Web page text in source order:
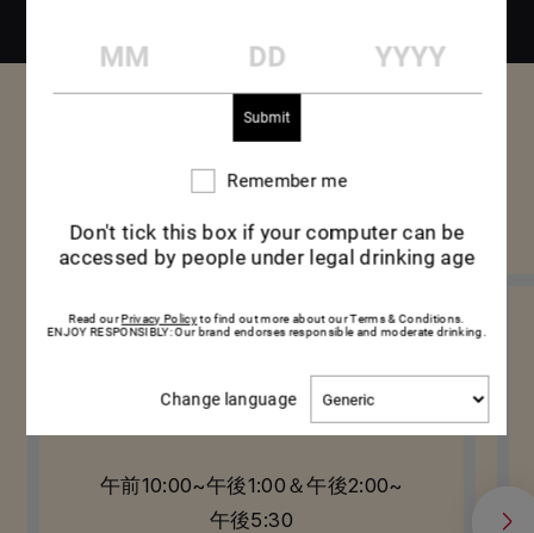
ご案内
開催時間
営業日：金曜日と土曜日
午前10:00~午後1:00＆午後2:00~
午後5:30
Remember
Remember me
Don't tick this box if your computer can be
accessed by people under legal drinking age
Read ourPrivacy Policyto find out more about our Terms & Conditions.
ENJOY RESPONSIBLY: Our brand endorses responsible and moderate drinking.
Change languageChange
language